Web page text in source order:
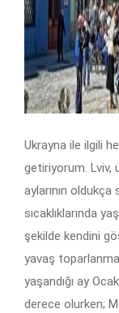
Ukrayna ile ilgili
getiriyorum. Lviv,
aylarının
sıcaklıklarında
şekilde kendini
yavaş
yaşandığı ay
derece olurken;